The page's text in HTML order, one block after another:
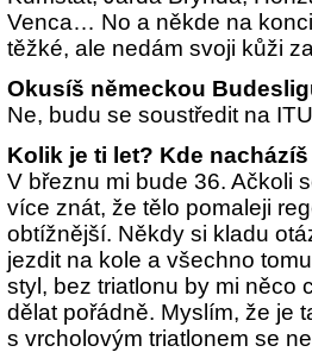
Venca… No a někde na
těžké, ale nedám svoji kůži
Okusíš německou
Ne, budu se soustředit na
Kolik je ti let? Kde
V březnu mi bude 36. Ačkoli
více znát, že tělo pomaleji
obtížnější. Někdy si kladu
jezdit na kole a všechno
styl, bez triatlonu by mi něco
dělat pořádně. Myslím, že je
s vrcholovým triatlonem se